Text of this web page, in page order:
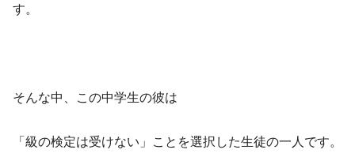
す。
そんな中、この中学生の彼は
「級の検定は受けない」ことを選択した生徒の一人です。